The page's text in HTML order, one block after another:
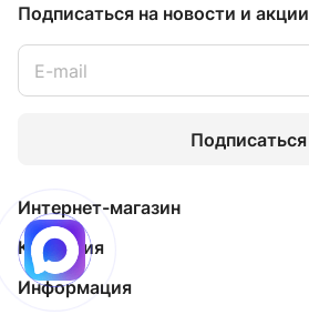
Подписаться на новости и акции
Подписаться
Интернет-магазин
Компания
Информация